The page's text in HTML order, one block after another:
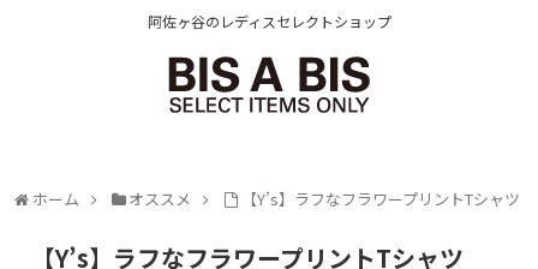
阿佐ヶ谷のレディスセレクトショップ
ホーム オススメ 【Y’s】ラフなフラワープリントTシャツ
【Y’s】ラフなフラワープリントTシャツ